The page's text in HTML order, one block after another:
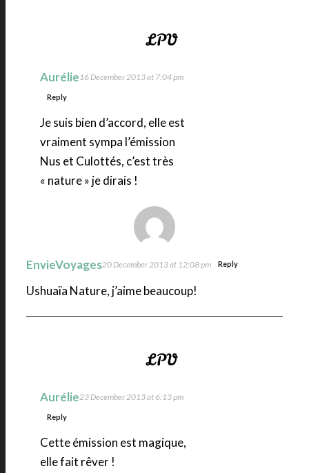
Aurélie16 December 2013 at 7:04 pm
Reply
Je suis bien d’accord, elle est
vraiment sympa l’émission
Nus et Culottés, c’est très
« nature » je dirais !
EnvieVoyages20 December 2013 at 12:08 pm Reply
Ushuaïa Nature, j’aime beaucoup!
Aurélie23 December 2013 at 6:13 pm
Reply
Cette émission est magique,
elle fait rêver !